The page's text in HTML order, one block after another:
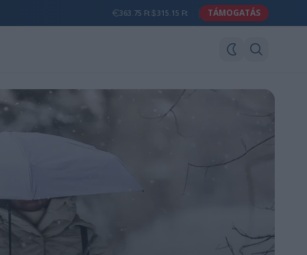
363.75 Ft 315.15 Ft TÁMOGATÁS